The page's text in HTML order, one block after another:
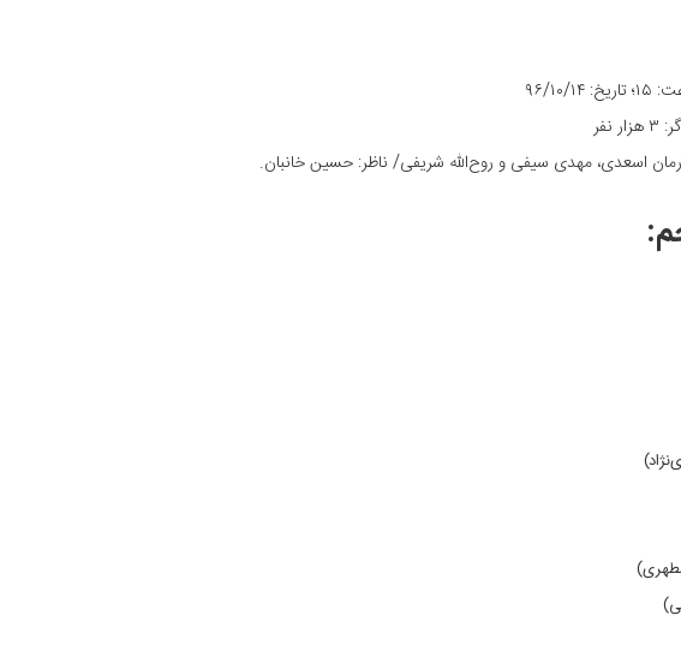
۱۴
اسعدی، مهدی سیفی و روح‌الله شریفی/ ناظر: حسین خانبان.